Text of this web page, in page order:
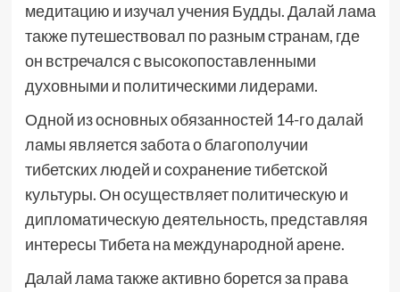
медитацию и изучал учения Будды. Далай лама
также путешествовал по разным странам, где
он встречался с высокопоставленными
духовными и политическими лидерами.
Одной из основных обязанностей 14-го далай
ламы является забота о благополучии
тибетских людей и сохранение тибетской
культуры. Он осуществляет политическую и
дипломатическую деятельность, представляя
интересы Тибета на международной арене.
Далай лама также активно борется за права